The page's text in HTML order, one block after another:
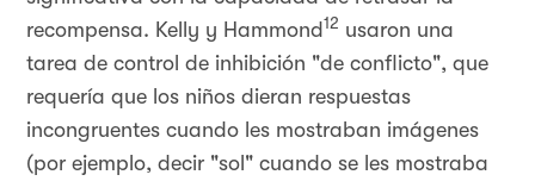
recompensa. Kelly y Hammond 12 usaron una
tarea de control de inhibición "de conflicto", que
requería que los niños dieran respuestas
incongruentes cuando les mostraban imágenes
(por ejemplo, decir "sol" cuando se les mostraba